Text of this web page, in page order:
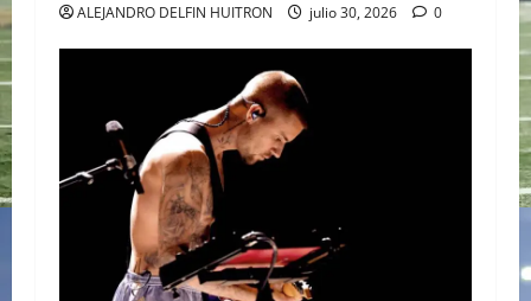
ALEJANDRO DELFIN HUITRON julio 30, 2026 0